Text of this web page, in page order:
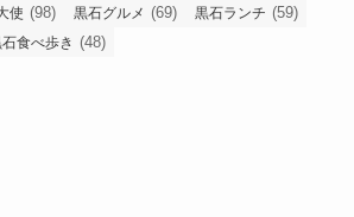
使 (98) 黒石グルメ (69) 黒石ランチ (59)
食べ歩き (48)